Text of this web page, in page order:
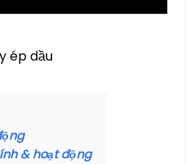
ép dầu
& hoạt động